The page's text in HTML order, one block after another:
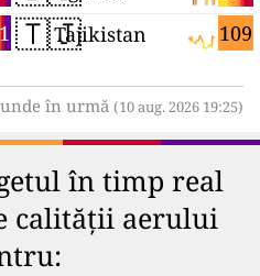
🇹🇯 109
Tajikistan
în urmă (10 aug. 2026 19:25)
în timp real
calității aerului